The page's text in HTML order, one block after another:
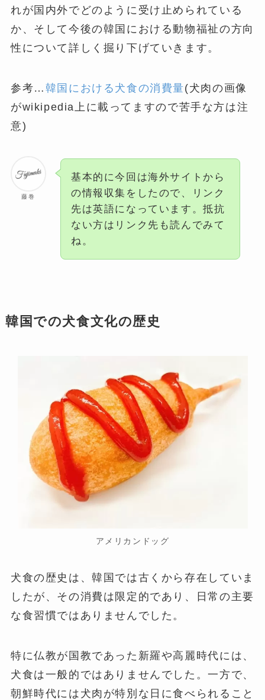
れが国内外でどのように受け止められている
か、そして今後の韓国における動物福祉の方向
性について詳しく掘り下げていきます。
参考… 韓国における犬食の消費量(犬肉の画像
がwikipedia上に載ってますので苦手な方は注
意)
藤巻
基本的に今回は海外サイトから
の情報収集をしたので、リンク
先は英語になっています。抵抗
ない方はリンク先も読んでみて
ね。
韓国での犬食文化の歴史
アメリカンドッグ
犬食の歴史は、韓国では古くから存在していま
したが、その消費は限定的であり、日常の主要
な食習慣ではありませんでした。
特に仏教が国教であった新羅や高麗時代には、
犬食は一般的ではありませんでした。一方で、
朝鮮時代には犬肉が特別な日に食べられること